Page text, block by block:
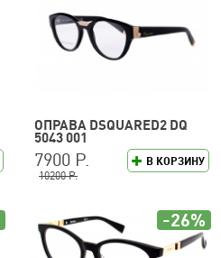
ОПРАВА DSQUARED2 DQ
5043 001
В КОРЗИНУ
7900 Р.
10200 Р.
-26%